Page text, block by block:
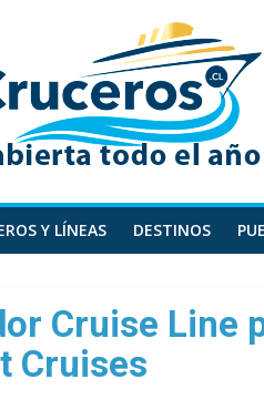
Y LÍNEAS DESTINOS
Cruise Line
Cruises